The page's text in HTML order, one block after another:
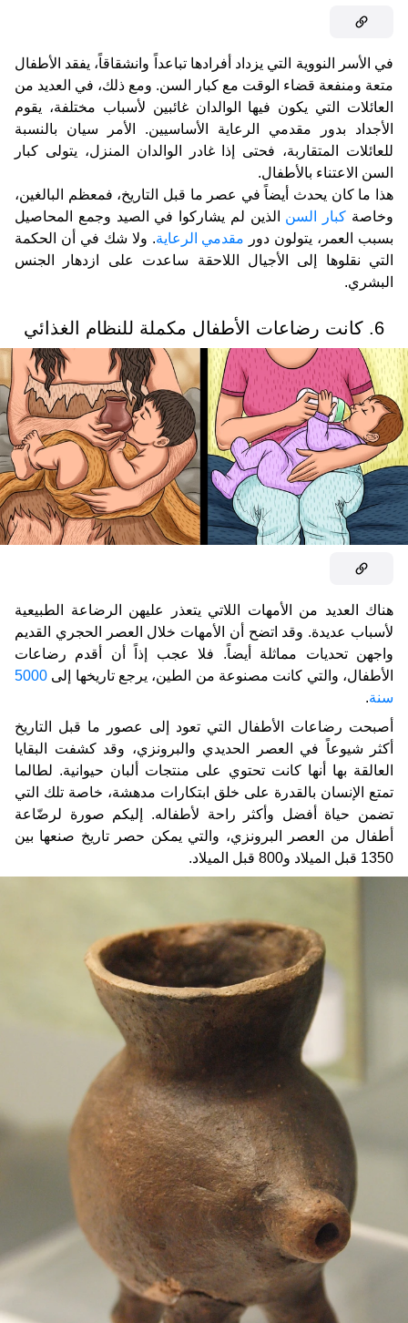
في الأسر النووية التي يزداد أفرادها تباعداً وانشقاقاً، يفقد الأطفال
متعة ومنفعة قضاء الوقت مع كبار السن. ومع ذلك، في العديد من
العائلات التي يكون فيها الوالدان غائبين لأسباب مختلفة، يقوم
الأجداد بدور مقدمي الرعاية الأساسيين. الأمر سيان بالنسبة
للعائلات المتقاربة، فحتى إذا غادر الوالدان المنزل، يتولى كبار
السن الاعتناء بالأطفال.
هذا ما كان يحدث أيضاً في عصر ما قبل التاريخ، فمعظم البالغين،
وخاصة كبار السن الذين لم يشاركوا في الصيد وجمع المحاصيل
بسبب العمر، يتولون دور مقدمي الرعاية. ولا شك في أن الحكمة
التي نقلوها إلى الأجيال اللاحقة ساعدت على ازدهار الجنس
البشري.
6. كانت رضاعات الأطفال مكملة للنظام الغذائي
هناك العديد من الأمهات اللاتي يتعذر عليهن الرضاعة الطبيعية
لأسباب عديدة. وقد اتضح أن الأمهات خلال العصر الحجري القديم
واجهن تحديات مماثلة أيضاً. فلا عجب إذاً أن أقدم رضاعات
الأطفال، والتي كانت مصنوعة من الطين، يرجع تاريخها إلى 5000
سنة.
أصبحت رضاعات الأطفال التي تعود إلى عصور ما قبل التاريخ
أكثر شيوعاً في العصر الحديدي والبرونزي، وقد كشفت البقايا
العالقة بها أنها كانت تحتوي على منتجات ألبان حيوانية. لطالما
تمتع الإنسان بالقدرة على خلق ابتكارات مدهشة، خاصة تلك التي
تضمن حياة أفضل وأكثر راحة لأطفاله. إليكم صورة لرضّاعة
أطفال من العصر البرونزي، والتي يمكن حصر تاريخ صنعها بين
1350 قبل الميلاد و800 قبل الميلاد.